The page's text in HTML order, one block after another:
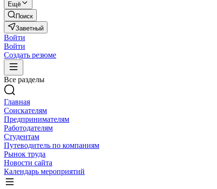
Ещё
Поиск
Заветный
Войти
Войти
Создать резюме
Все разделы
Главная
Соискателям
Предпринимателям
Работодателям
Студентам
Путеводитель по компаниям
Рынок труда
Новости сайта
Календарь мероприятий